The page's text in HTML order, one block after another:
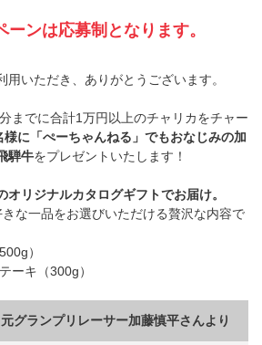
ンは応募制となります。
用いただき、ありがとうございます。
までに合計1万円以上のチャリカをチャー
様に「ぺーちゃんねる」でもおなじみの加
騨牛をプレゼントいたします！
リジナルカタログギフトでお届け。
な一品をお選びいただける贅沢な内容で
）
ーキ（300g）
グランプリレーサー加藤慎平さんより